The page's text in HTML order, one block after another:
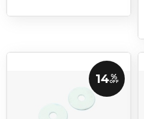
14 %
OFF